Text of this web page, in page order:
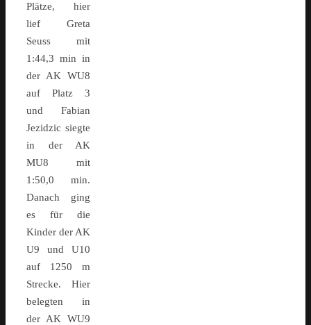
Plätze, hier
lief Greta
Seuss mit
1:44,3 min in
der AK WU8
auf Platz 3
und Fabian
Jezidzic siegte
in der AK
MU8 mit
1:50,0 min.
Danach ging
es für die
Kinder der AK
U9 und U10
auf 1250 m
Strecke. Hier
belegten in
der AK WU9